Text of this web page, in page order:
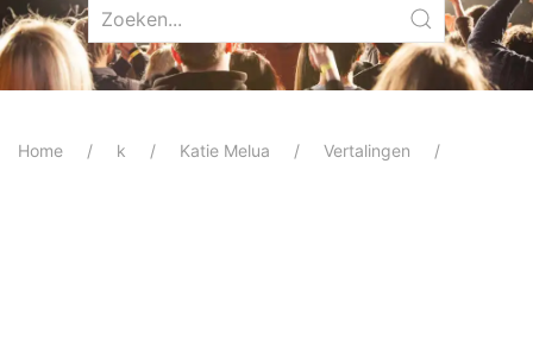
Home k Katie Melua Vertalingen